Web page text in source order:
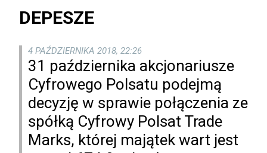
DEPESZE
4 PAŹDZIERNIKA 2018, 22:26
31 października akcjonariusze
Cyfrowego Polsatu podejmą
decyzję w sprawie połączenia ze
spółką Cyfrowy Polsat Trade
Marks, której majątek wart jest